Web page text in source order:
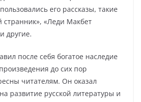
его рассказы, такие
«Леди Макбет
другие.
после себя богатое наследие
до сих пор
читателям. Он оказал
развитие русской литературы и